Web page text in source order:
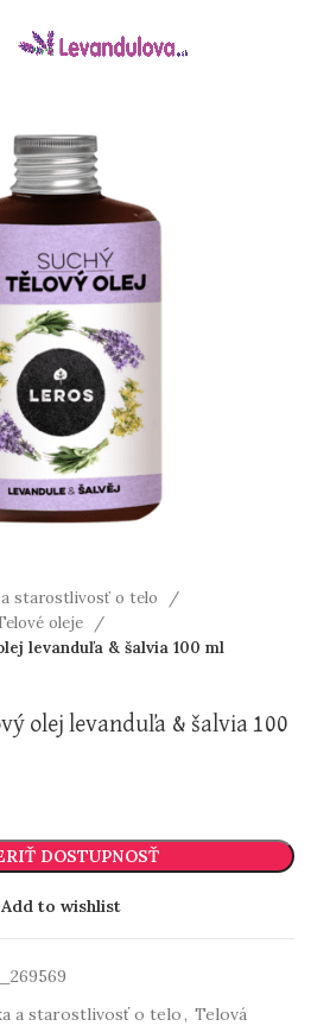
starostlivosť o telo
oleje
levanduľa & šalvia 100 ml
olej levanduľa & šalvia 100
DOSTUPNOSŤ
Add to wishlist
a starostlivosť o telo, Telová